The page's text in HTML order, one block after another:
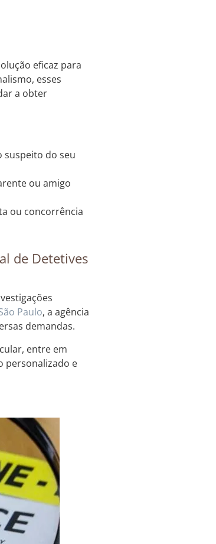
eficaz para
esses
a obter
suspeito do seu
ou amigo
ou concorrência
de Detetives
Paulo, a agência
demandas.
entre em
personalizado e